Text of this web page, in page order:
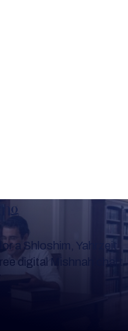
a Shloshim, Yahrzeit
digital Mishnah chart